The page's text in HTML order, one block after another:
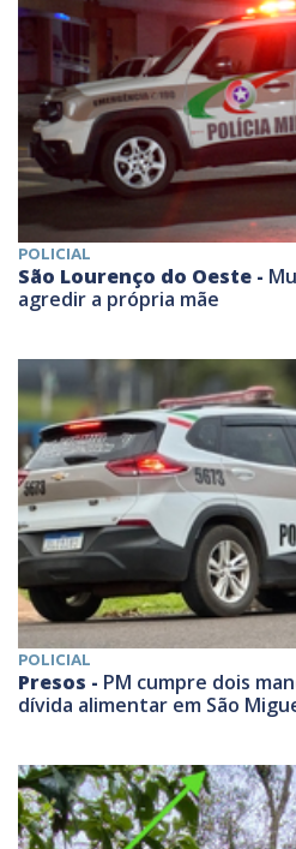
POLICIAL
São Lourenço do Oeste -
agredir a própria mãe
POLICIAL
Presos - PM cumpre dois
dívida alimentar em São